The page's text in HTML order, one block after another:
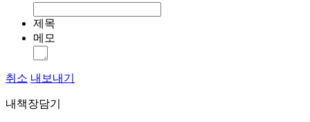
제목
메모
취소 내보내기
내책장담기